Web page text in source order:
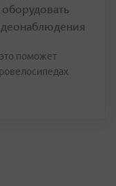
поможет